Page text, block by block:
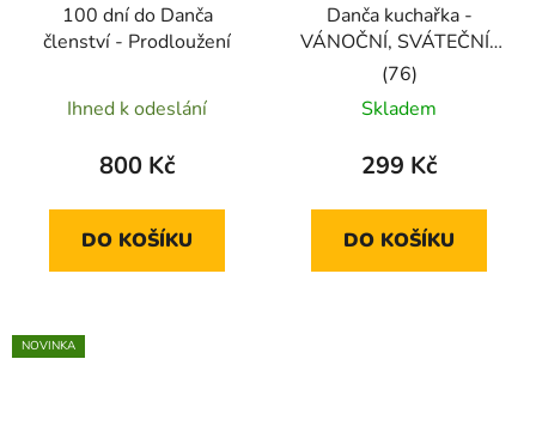
100 dní do Danča
členství - Prodloužení
Ihned k odeslání
800 Kč
DO KOŠÍKU
Danča kuchařka -
VÁNOČNÍ, SVÁTEČNÍ i
na SILVESTRA
Průměrné
hodnocení
produktu
5,0
z
Skladem
299 Kč
DO KOŠÍKU
NOVINKA